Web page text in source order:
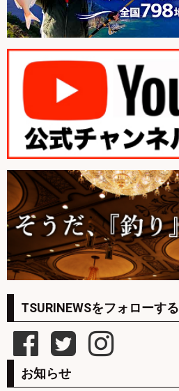
TSURINEWSをフォローする
お知らせ